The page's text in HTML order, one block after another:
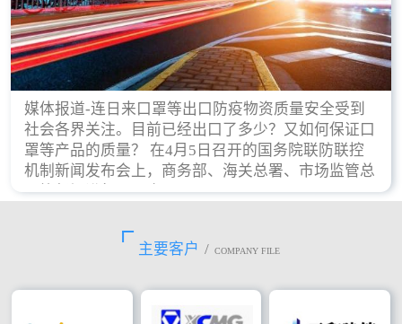
媒体报道-连日来口罩等出口防疫物资质量安全受到
社会各界关注。目前已经出口了多少？又如何保证口
罩等产品的质量？ 在4月5日召开的国务院联防联控
机制新闻发布会上，商务部、海关总署、市场监管总
局等部门进行了回应。
主要客户 / COMPANY FILE